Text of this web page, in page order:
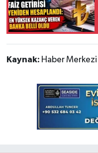
Kaynak: Haber Merkezi